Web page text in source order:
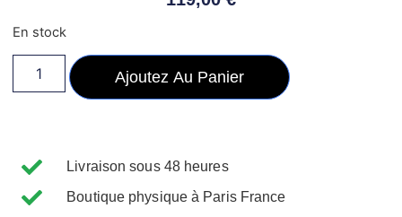
En stock
Ajoutez Au Panier
Livraison sous 48 heures
Boutique physique à Paris France